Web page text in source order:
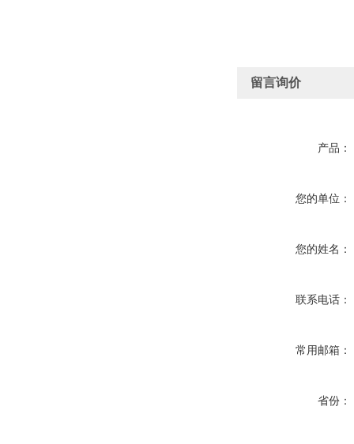
留言询价
产品：
您的单位：
您的姓名：
联系电话：
常用邮箱：
省份：